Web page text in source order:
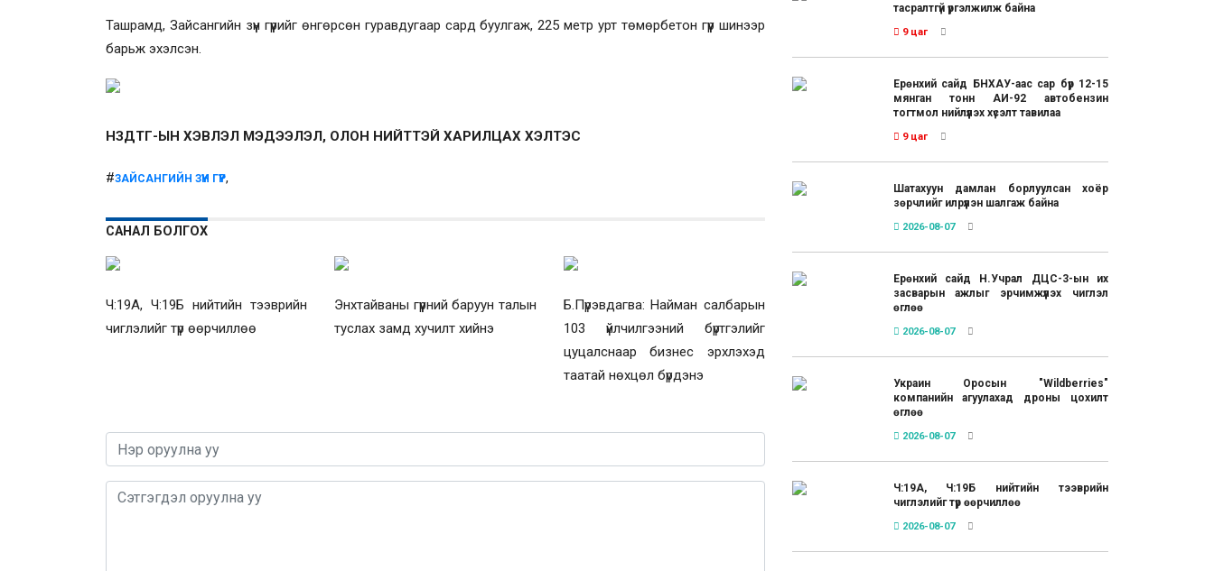
Ташрамд, Зайсангийн зүүн гүүрийг өнгөрсөн гуравдугаар сард буулгаж, 225 метр урт төмөрбетон гүүр шинээр
барьж эхэлсэн.
НЗДТГ-ЫН ХЭВЛЭЛ МЭДЭЭЛЭЛ, ОЛОН НИЙТТЭЙ ХАРИЛЦАХ ХЭЛТЭС
#ЗАЙСАНГИЙН ЗҮҮН ГҮҮР,
САНАЛ БОЛГОХ
Ч:19А, Ч:19Б нийтийн тээврийн
чиглэлийг түр өөрчиллөө
Энхтайваны гүүрний баруун талын
туслах замд хучилт хийнэ
Б.Пүрэвдагва: Найман салбарын
103 үйлчилгээний бүртгэлийг
цуцалснаар бизнес эрхлэхэд
таатай нөхцөл бүрдэнэ
тасралтгүй үргэлжилж байна
9 цаг
Ерөнхий сайд БНХАУ-аас сар бүр 12-15
мянган тонн АИ-92 автобензин
тогтмол нийлүүлэх хүсэлт тавилаа
9 цаг
Шатахуун дамлан борлуулсан хоёр
зөрчлийг илрүүлэн шалгаж байна
2026-08-07
Ерөнхий сайд Н.Учрал ДЦС-3-ын их
засварын ажлыг эрчимжүүлэх чиглэл
өглөө
2026-08-07
Украин Оросын "Wildberries"
компанийн агуулахад дроны цохилт
өглөө
2026-08-07
Ч:19А, Ч:19Б нийтийн тээврийн
чиглэлийг түр өөрчиллөө
2026-08-07